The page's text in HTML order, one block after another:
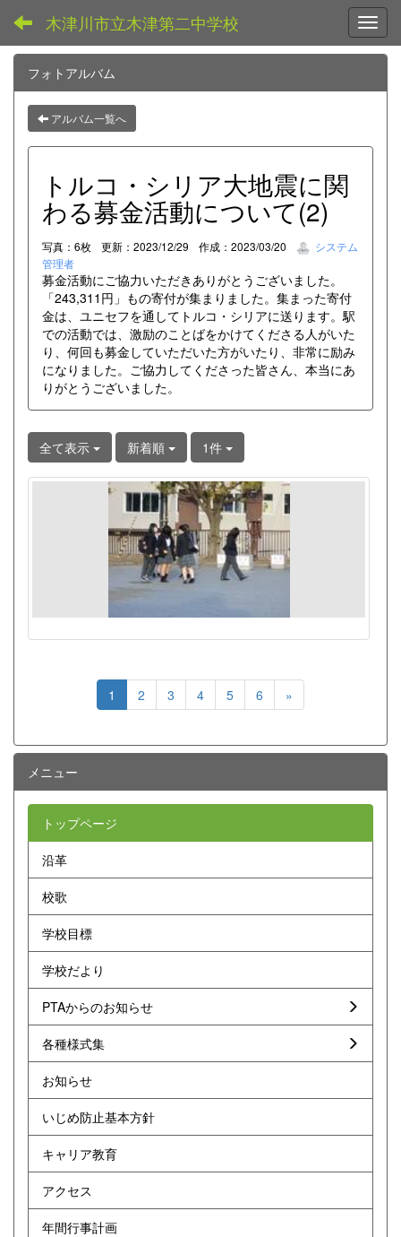
木津川市立木津第二中学校
フォトアルバム
アルバム一覧へ
トルコ・シリア大地震に関
わる募金活動について(2)
写真：6枚 更新：2023/12/29 作成：2023/03/20
システム
管理者
募金活動にご協力いただきありがとうございました。
「243,311円」もの寄付が集まりました。集まった寄付
金は、ユニセフを通してトルコ・シリアに送ります。駅
での活動では、激励のことばをかけてくださる人がいた
り、何回も募金していただいた方がいたり、非常に励み
になりました。ご協力してくださった皆さん、本当にあ
りがとうございました。
全て表示 新着順 1件
1 2 3 4 5 6 »
メニュー
トップページ
沿革
校歌
学校目標
学校だより
PTAからのお知らせ
各種様式集
お知らせ
いじめ防止基本方針
キャリア教育
アクセス
年間行事計画